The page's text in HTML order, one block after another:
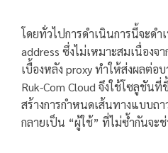
โดยทั่วไปการดำเนินการนี้จะดำ
address ซึ่งไม่เหมาะสมเนื่องจ
เบื้องหลัง proxy ทำให้ส่งผลต่อ
Ruk-Com Cloud จึงใช้โซลูชัน
สร้างการกำหนดเส้นทางแบบถา
กลายเป็น “ผู้ใช้” ที่ไม่ซ้ำกันจะ